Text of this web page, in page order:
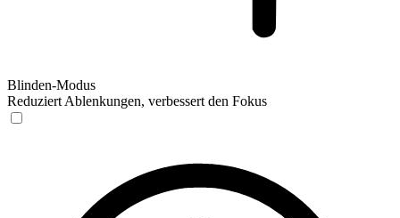
Blinden-Modus
Reduziert Ablenkungen, verbessert den Fokus